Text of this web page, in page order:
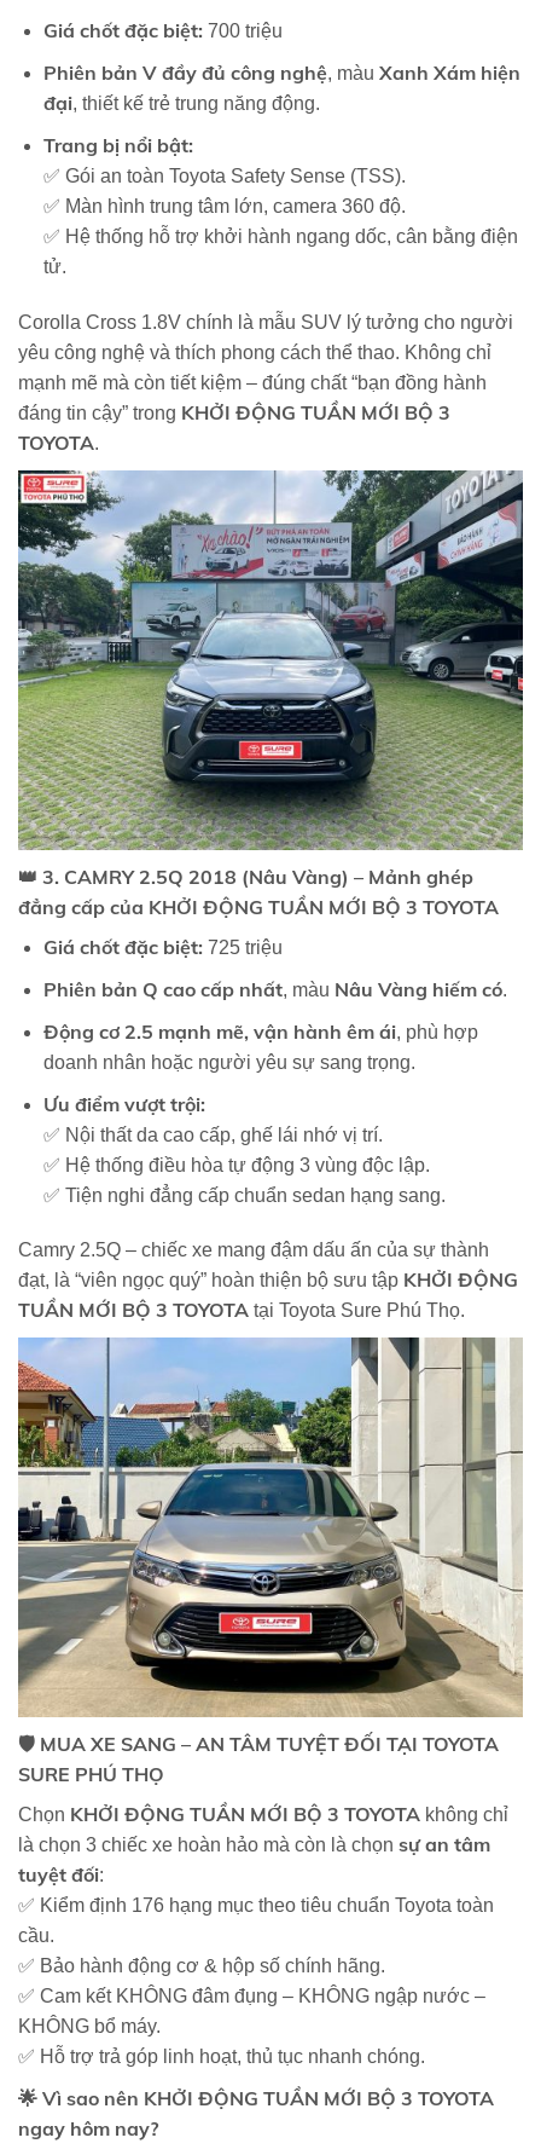
Giá chốt đặc biệt:700 triệu
Phiên bản V đầy đủ công nghệ, màu Xanh Xám hiện
đại, thiết kế trẻ trung năng động.
Trang bị nổi bật:
✅ Gói an toàn Toyota Safety Sense (TSS).
✅ Màn hình trung tâm lớn, camera 360 độ.
✅ Hệ thống hỗ trợ khởi hành ngang dốc, cân bằng điện
tử.
Corolla Cross 1.8V chính là mẫu SUV lý tưởng cho người
yêu công nghệ và thích phong cách thể thao. Không chỉ
mạnh mẽ mà còn tiết kiệm – đúng chất “bạn đồng hành
đáng tin cậy” trong KHỞI ĐỘNG TUẦN MỚI BỘ 3
TOYOTA.
👑 3. CAMRY 2.5Q 2018 (Nâu Vàng) – Mảnh ghép
đẳng cấp của KHỞI ĐỘNG TUẦN MỚI BỘ 3 TOYOTA
Giá chốt đặc biệt:725 triệu
Phiên bản Q cao cấp nhất, màu Nâu Vàng hiếm có.
Động cơ 2.5 mạnh mẽ, vận hành êm ái, phù hợp
doanh nhân hoặc người yêu sự sang trọng.
Ưu điểm vượt trội:
✅ Nội thất da cao cấp, ghế lái nhớ vị trí.
✅ Hệ thống điều hòa tự động 3 vùng độc lập.
✅ Tiện nghi đẳng cấp chuẩn sedan hạng sang.
Camry 2.5Q – chiếc xe mang đậm dấu ấn của sự thành
đạt, là “viên ngọc quý” hoàn thiện bộ sưu tập KHỞI ĐỘNG
TUẦN MỚI BỘ 3 TOYOTA tại Toyota Sure Phú Thọ.
🛡️ MUA XE SANG – AN TÂM TUYỆT ĐỐI TẠI TOYOTA
SURE PHÚ THỌ
Chọn KHỞI ĐỘNG TUẦN MỚI BỘ 3 TOYOTA không chỉ
là chọn 3 chiếc xe hoàn hảo mà còn là chọn sự an tâm
tuyệt đối:
✅ Kiểm định 176 hạng mục theo tiêu chuẩn Toyota toàn
cầu.
✅ Bảo hành động cơ & hộp số chính hãng.
✅ Cam kết KHÔNG đâm đụng – KHÔNG ngập nước –
KHÔNG bổ máy.
✅ Hỗ trợ trả góp linh hoạt, thủ tục nhanh chóng.
🌟 Vì sao nên KHỞI ĐỘNG TUẦN MỚI BỘ 3 TOYOTA
ngay hôm nay?